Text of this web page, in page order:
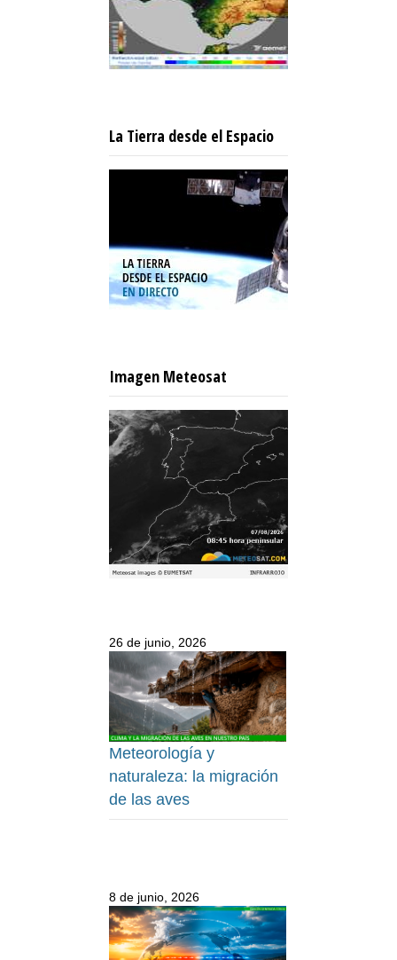
La Tierra desde el Espacio
Imagen Meteosat
26 de junio, 2026
Meteorología y
naturaleza: la migración
de las aves
8 de junio, 2026